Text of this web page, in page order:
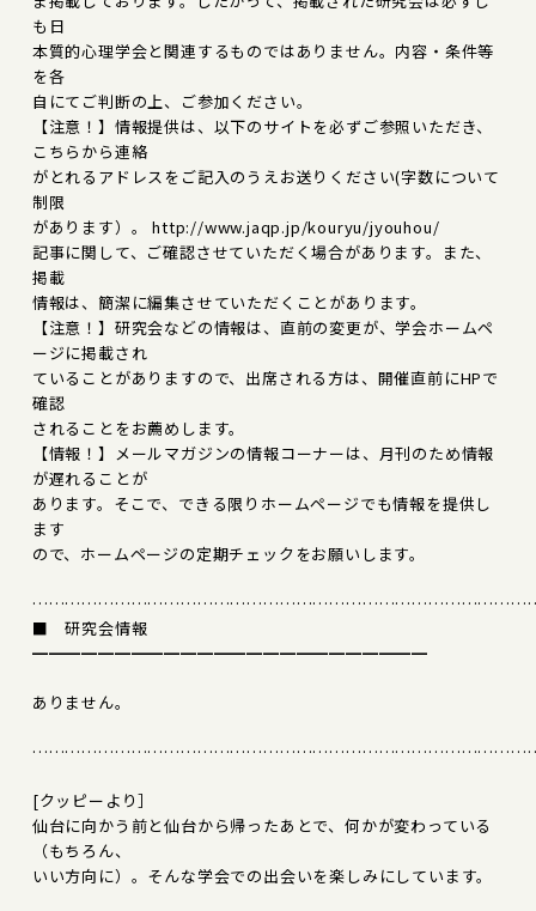
も日
本質的心理学会と関連するものではありません。内容・条件等
を各
自にてご判断の上、ご参加ください。
【注意！】情報提供は、以下のサイトを必ずご参照いただき、
こちらから連絡
がとれるアドレスをご記入のうえお送りください(字数について
制限
があります）。 http://www.jaqp.jp/kouryu/jyouhou/
記事に関して、ご確認させていただく場合があります。また、
掲載
情報は、簡潔に編集させていただくことがあります。
【注意！】研究会などの情報は、直前の変更が、学会ホームペ
ージに掲載され
ていることがありますので、出席される方は、開催直前にHPで
確認
されることをお薦めします。
【情報！】メールマガジンの情報コーナーは、月刊のため情報
が遅れることが
あります。そこで、できる限りホームページでも情報を提供し
ます
ので、ホームページの定期チェックをお願いします。
■ 研究会情報
━━━━━━━━━━━━━━━━━━━━━━━━
ありません。
[クッピーより］
仙台に向かう前と仙台から帰ったあとで、何かが変わっている
（もちろん、
いい方向に）。そんな学会での出会いを楽しみにしています。